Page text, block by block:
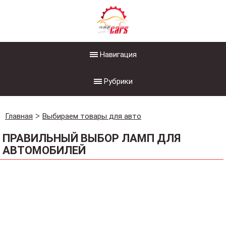
Навигация
Рубрики
Главная Выбираем товары для авто
ПРАВИЛЬНЫЙ ВЫБОР ЛАМП ДЛЯ
АВТОМОБИЛЕЙ